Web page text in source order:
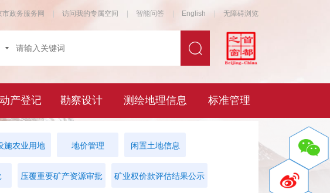
施农业用地 地价管理 闲置土地信息
压覆重要矿产资源审批 矿业权价款评估结果公示